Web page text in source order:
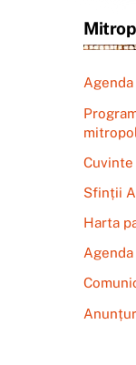
Agenda
Sfinții
Harta